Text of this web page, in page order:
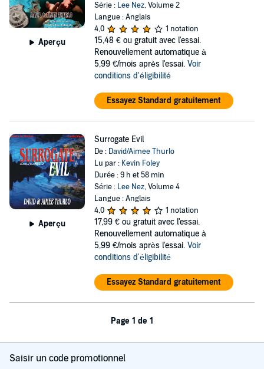
Aperçu
Série : Lee Nez, Volume 2
Langue : Anglais
4,0
1 notation
15,48 € ou gratuit avec l'essai.
Renouvellement automatique à
5,99 €/mois après l'essai. Voir
conditions d'éligibilité
Essayez Standard gratuitement
Aperçu
Surrogate Evil
De : David/Aimee Thurlo
Lu par : Kevin Foley
Durée : 9 h et 58 min
Série : Lee Nez, Volume 4
Langue : Anglais
4,0
1 notation
17,99 € ou gratuit avec l'essai.
Renouvellement automatique à
5,99 €/mois après l'essai. Voir
conditions d'éligibilité
Essayez Standard gratuitement
Page 1 de 1
Saisir un code promotionnel